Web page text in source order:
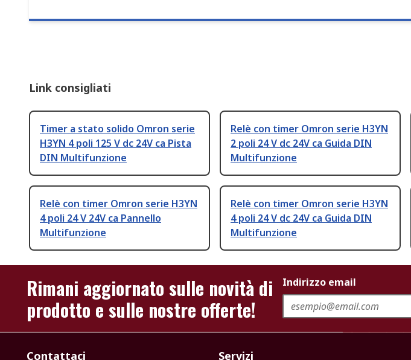
Link consigliati
Timer a stato solido Omron serie
H3YN 4 poli 125 V dc 24V ca Pista
DIN Multifunzione
Relè con timer Omron serie H3YN
2 poli 24 V dc 24V ca Guida DIN
Multifunzione
Relè con timer Omron serie H3YN
4 poli 24 V 24V ca Pannello
Multifunzione
Relè con timer Omron serie H3YN
4 poli 24 V dc 24V ca Guida DIN
Multifunzione
Rimani aggiornato sulle novità di
prodotto e sulle nostre offerte!
Indirizzo email
Contattaci Servizi